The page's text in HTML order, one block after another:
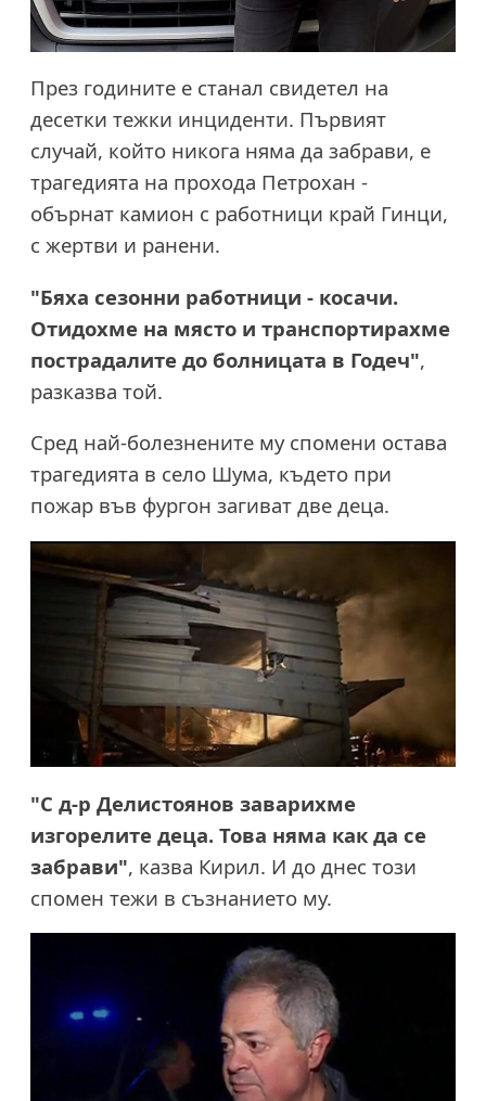
През годините е станал свидетел на
десетки тежки инциденти. Първият
случай, който никога няма да забрави, е
трагедията на прохода Петрохан -
обърнат камион с работници край Гинци,
с жертви и ранени.
"Бяха сезонни работници - косачи.
Отидохме на място и транспортирахме
пострадалите до болницата в Годеч",
разказва той.
Сред най-болезнените му спомени остава
трагедията в село Шума, където при
пожар във фургон загиват две деца.
"С д-р Делистоянов заварихме
изгорелите деца. Това няма как да се
забрави", казва Кирил. И до днес този
спомен тежи в съзнанието му.